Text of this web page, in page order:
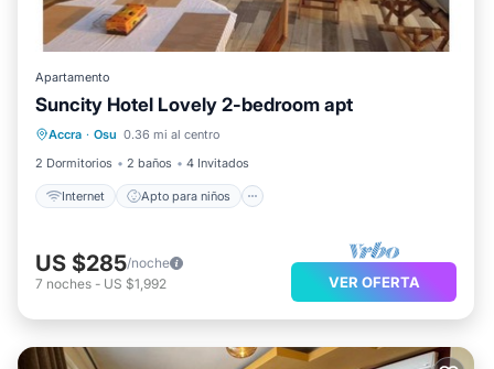
Apartamento
Suncity Hotel Lovely 2-bedroom apt
Accra · Osu 0.36 mi al centro
2 Dormitorios
2 baños 4 Invitados
Internet Apto para niños
Internet
Apto para niños
Seguridad/Protección
US $285/noche
7 noches - US $1,992 VER OFERTA